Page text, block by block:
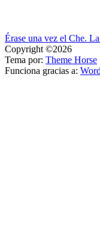
Navegación
de
entradas
Érase una vez el Che.
Copyright ©2026
Tema por: Theme Horse
Funciona gracias a: